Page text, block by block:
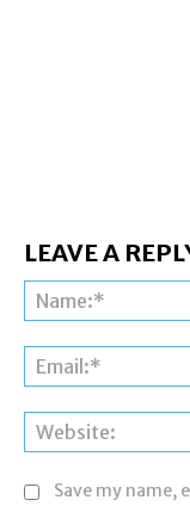
LEAVE A
Save my name,